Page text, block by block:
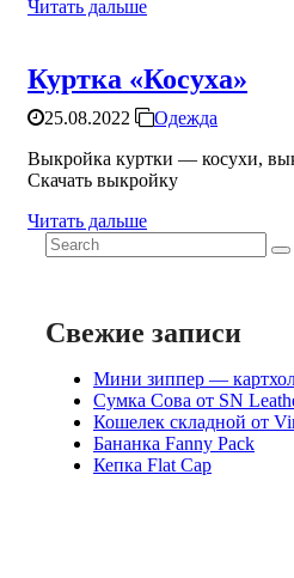
Читать дальше
Куртка «Косуха»
25.08.2022
Одежда
Выкройка куртки — косухи,
Скачать выкройку
Читать дальше
Search
for:
Свежие записи
Мини зиппер —
Сумка Сова от SN
Кошелек складной от
Бананка Fanny Pack
Кепка Flat Cap